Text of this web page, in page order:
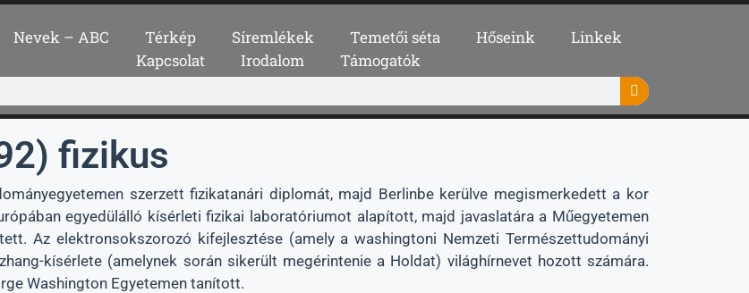
Nevek – ABC Térkép Síremlékek Temetői séta Hőseink
Linkek
Kapcsolat
Irodalom Támogatók
fizikus
szerzett fizikatanári diplomát, majd Berlinbe kerülve megismerkedett a kor
egyedülálló kísérleti fizikai laboratóriumot alapított, majd javaslatára a Műegyetemen
Az elektronsokszorozó kifejlesztése (amely a washingtoni Nemzeti Természettudományi
kísérlete (amelynek során sikerült megérintenie a Holdat) világhírnevet hozott számára.
Washington Egyetemen tanított.